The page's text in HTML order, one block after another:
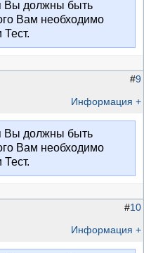
Вы должны быть
Вам необходимо
Тест.
#9
Информация +
Вы должны быть
Вам необходимо
Тест.
#10
Информация +